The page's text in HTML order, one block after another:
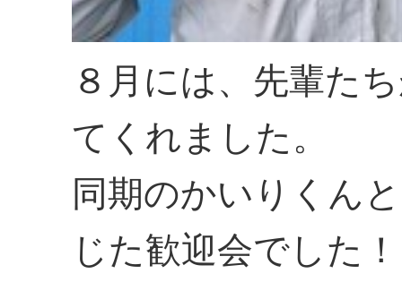
８月には、先輩た
てくれました。
同期のかいりくん
じた歓迎会でした！